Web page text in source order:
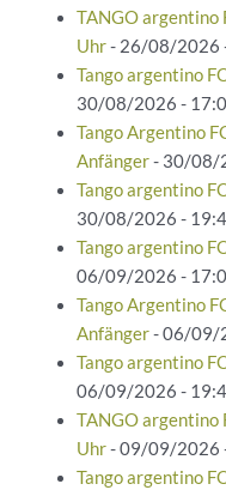
TANGO argentino
Uhr- 26/08/2026
Tango argentino
30/08/2026 -
Tango Argentino
Anfänger- 30/08/
Tango argentino
30/08/2026 -
Tango argentino
06/09/2026 -
Tango Argentino
Anfänger- 06/09/
Tango argentino
06/09/2026 -
TANGO argentino
Uhr- 09/09/2026
Tango argentino